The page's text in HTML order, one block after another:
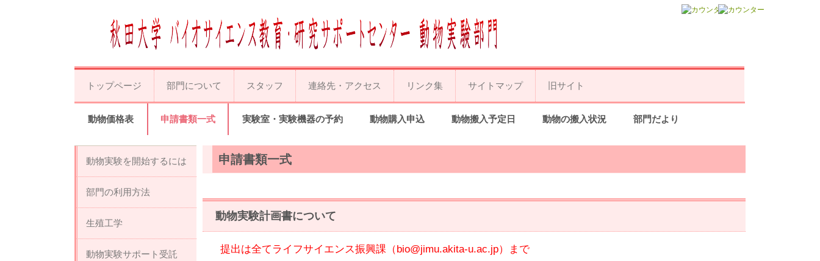
トップページ 部門について スタッフ 連絡先・アクセス リンク集 サイトマップ 旧サイト
動物価格表 申請書類一式 実験室・実験機器の予約 動物購入申込 動物搬入予定日 動物の搬入状況 部門だより
申請書類一式
動物実験計画書について
提出は全てライフサイエンス振興課（bio@jimu.akita-u.ac.jp）まで
動物実験を開始するには
部門の利用方法
生殖工学
動物実験サポート受託